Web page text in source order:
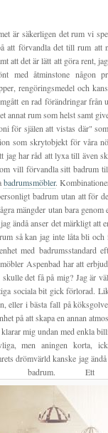
är säkerligen det rum vi
att förvandla det till rum att
att det är lätt att göra rent,
med åtminstone någon
rengöringsmedel och
en rad förändringar från
annat rum som helst samt
för själen att vistas där"
som skrytobjekt för våra
jag har råd att lyxa till även
vill förvandla sitt badrum
badrumsmöbler.
badrum utan att för
mängder utan bara
ändå anser det märkligt att
så kan jag inte låta bli
med
Aspenbad har att
det få på mig? Jag är
sociala bit gick förlorad.
eller i bästa fall på
på att skapa en annan
mig undan med enkla
men aningen korta,
drömvärld kanske jag
badrum.